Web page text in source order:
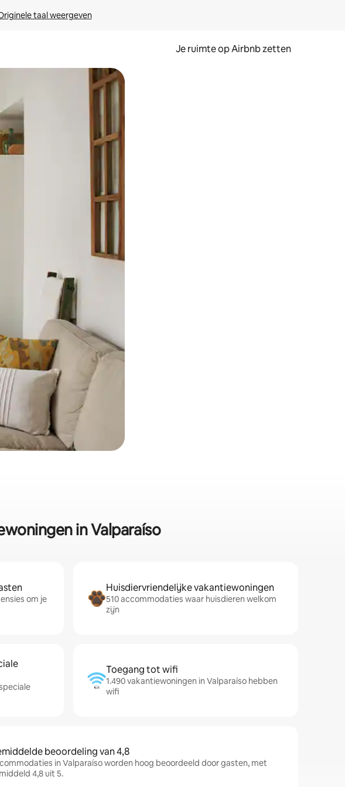
taal weergeven
Je ruimte op Airbnb zetten
óf door te tikken of swipen.
in Valparaíso
om je
Huisdiervriendelijke vakantiewoningen
510 accommodaties waar huisdieren welkom
zijn
Toegang tot wifi
1.490 vakantiewoningen in Valparaíso hebben
wifi
beoordeling van 4,8
in Valparaíso worden hoog beoordeeld door gasten, met
4,8 uit 5.